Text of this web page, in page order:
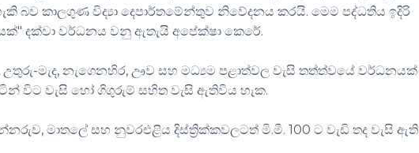
බව කාලගුණ විද්‍යා දෙපාර්තමේන්තුව නිවේදනය කරයි. මෙම පද්ධතිය ඉදිරි
දක්වා වර්ධනය වනු ඇතැයි අපේක්ෂා කෙරේ.
මැද, නැගෙනහිර, ඌව සහ මධ්‍යම පළාත්වල වැසි තත්ත්වයේ වර්ධනයක්
විට වැසි හෝ ගිගුරුම් සහිත වැසි ඇතිවිය හැක.
මාතලේ සහ නුවරඑළිය දිස්ත්‍රික්කවලටත් මි.මී. 100 ට වැඩි තද වැසි ඇති